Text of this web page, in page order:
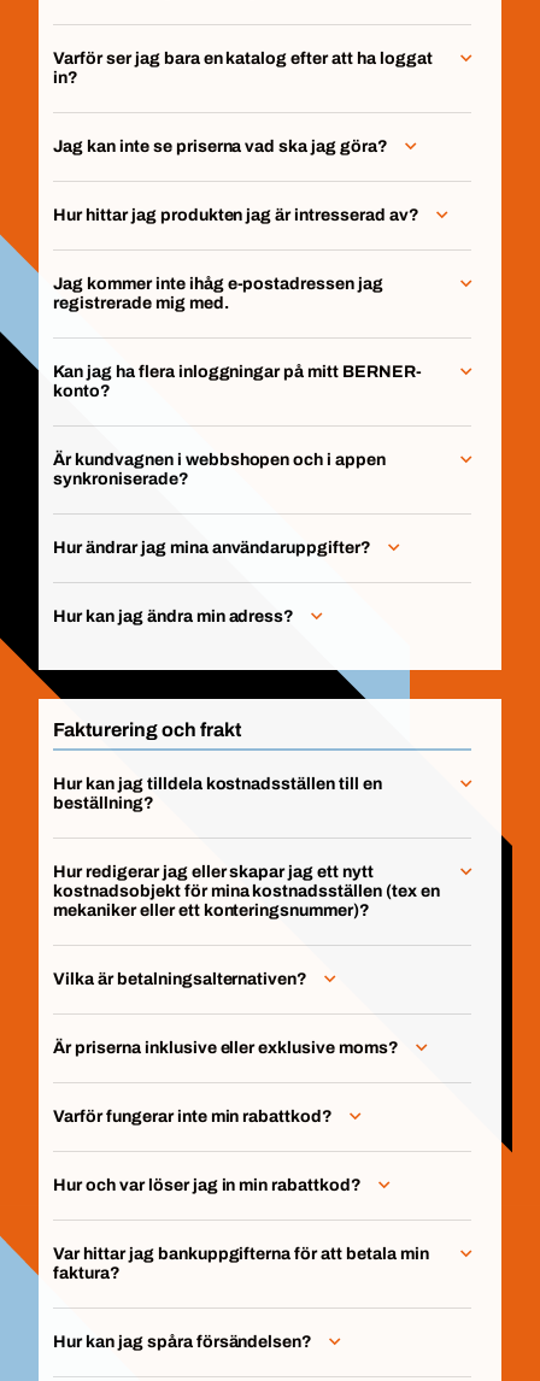
Varför ser jag bara en katalog efter att ha loggat
in?
Jag kan inte se priserna vad ska jag göra?
Hur hittar jag produkten jag är intresserad av?
Jag kommer inte ihåg e-postadressen jag
registrerade mig med.
Kan jag ha flera inloggningar på mitt BERNER-
konto?
Är kundvagnen i webbshopen och i appen
synkroniserade?
Hur ändrar jag mina användaruppgifter?
Hur kan jag ändra min adress?
Fakturering och frakt
Hur kan jag tilldela kostnadsställen till en
beställning?
Hur redigerar jag eller skapar jag ett nytt
kostnadsobjekt för mina kostnadsställen (tex en
mekaniker eller ett konteringsnummer)?
Vilka är betalningsalternativen?
Är priserna inklusive eller exklusive moms?
Varför fungerar inte min rabattkod?
Hur och var löser jag in min rabattkod?
Var hittar jag bankuppgifterna för att betala min
faktura?
Hur kan jag spåra försändelsen?